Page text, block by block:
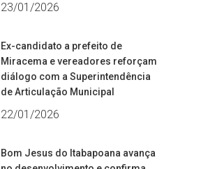
23/01/2026
Ex-candidato a prefeito de
Miracema e vereadores reforçam
diálogo com a Superintendência
de Articulação Municipal
22/01/2026
Bom Jesus do Itabapoana avança